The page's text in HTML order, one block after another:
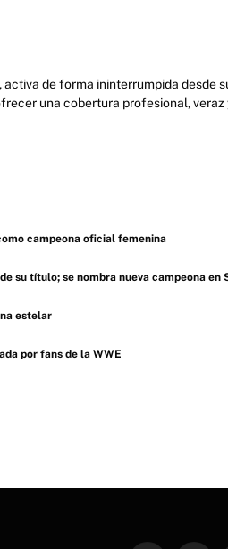
de forma ininterrumpida desde
una cobertura profesional,
campeona oficial femenina
su título; se nombra nueva campeona en
estelar
por fans de la WWE